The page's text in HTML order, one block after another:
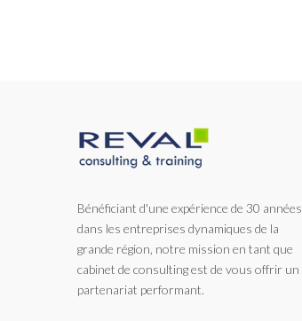
Bénéficiant d'une expérience de 30 années
dans les entreprises dynamiques de la
grande région, notre mission en tant que
cabinet de consulting est de vous offrir un
partenariat performant.